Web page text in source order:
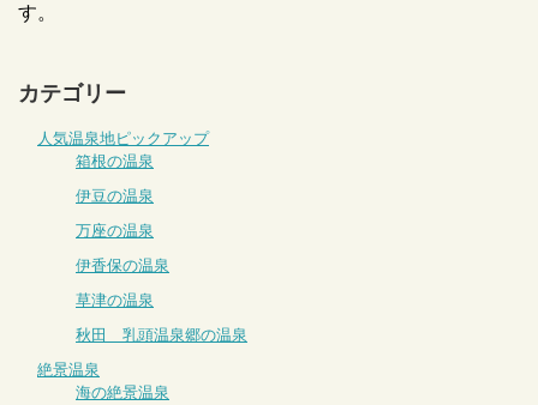
す。
カテゴリー
人気温泉地ピックアップ
箱根の温泉
伊豆の温泉
万座の温泉
伊香保の温泉
草津の温泉
秋田 乳頭温泉郷の温泉
絶景温泉
海の絶景温泉